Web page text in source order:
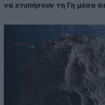
να χτυπήσουν τη Γη μέσα